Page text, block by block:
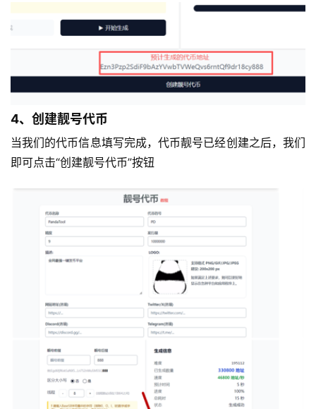
4、创建靓号代币
当我们的代币信息填写完成，代币靓号已经创建之后，我们
即可点击“创建靓号代币”按钮